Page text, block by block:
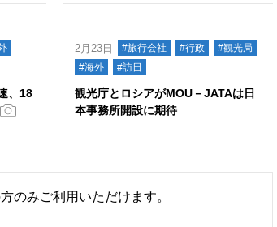
、18
2月23日 #旅行会社 #行政
#観光局
#海外
#訪日
観光庁とロシアがMOU－JATAは日
本事務所開設に期待
のみご利用いただけます。